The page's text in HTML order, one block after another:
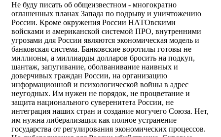
Не буду писать об общеизвестном - многократно
оглашенных планах Запада по подрыву и уничтожению
России. Кроме окружения России НАТОвскими
войсками и американской системой ПРО, внутренними
угрозами для России являются экономическая модель и
банковская система. Банковские воротилы готовы не
миллионы, а миллиарды долларов бросить на подкуп,
шантаж, запугивание, оболванивание наивных и
доверчивых граждан России, на организацию
информационной и психологической войны в адрес
неугодных. Им нужен не порядок, не процветание и
защита национального суверенитета России, не
интеграция наших стран и создание могучего Союза. Нет,
им нужна либерализация как полное устранение
государства от регулирования экономических процессов.